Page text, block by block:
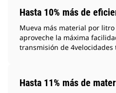
Hasta 10% más de
Mueva más material por
aproveche la máxima
transmisión de
Hasta 11% más de